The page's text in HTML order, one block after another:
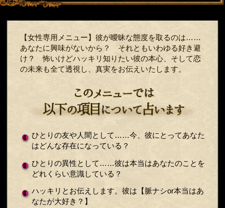
【女性専用メニュー】彼が曖昧な態度を取るのは……
あなたに興味がないから？ それともいわゆる好き避
け？ 怖いけどハッキリ知りたい彼の本心、そして恋
の未来も全て透視し、真実をお伝えいたします。
ひとりの友や人間として……今、彼にとってあなた
はどんな存在になっている？
ひとりの異性として……彼は本当はあなたのことを
どれくらい意識している？
ハッキリとお伝えします。彼は【脈ナシor本当はあ
なたが大好き？】